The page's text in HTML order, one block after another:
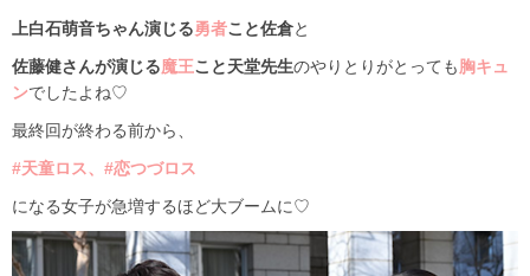
上白石萌音ちゃん演じる勇者こと佐倉と
佐藤健さんが演じる魔王こと天堂先生のやりとりがとっても胸キュ
ンでしたよね♡
最終回が終わる前から、
#天童ロス、#恋つづロス
になる女子が急増するほど大ブームに♡